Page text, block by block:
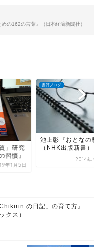
の162の言葉』（日本経済新聞社）
」研究
習慣』
年1月5日
書評ブログ
池上彰『おとなの教
（NHK出版新書）
2014年4
の日記」の育て方』
クス）